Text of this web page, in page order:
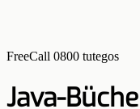
FreeCall 0800 tutegos
Java-